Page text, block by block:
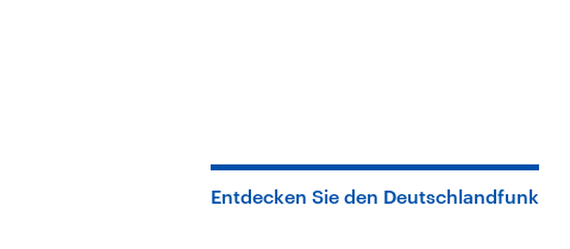
Entdecken Sie den Deutschlandfunk